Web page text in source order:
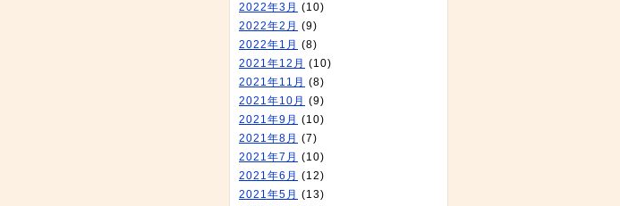
2022年3月 (10)
2022年2月 (9)
2022年1月 (8)
2021年12月 (10)
2021年11月 (8)
2021年10月 (9)
2021年9月 (10)
2021年8月 (7)
2021年7月 (10)
2021年6月 (12)
2021年5月 (13)